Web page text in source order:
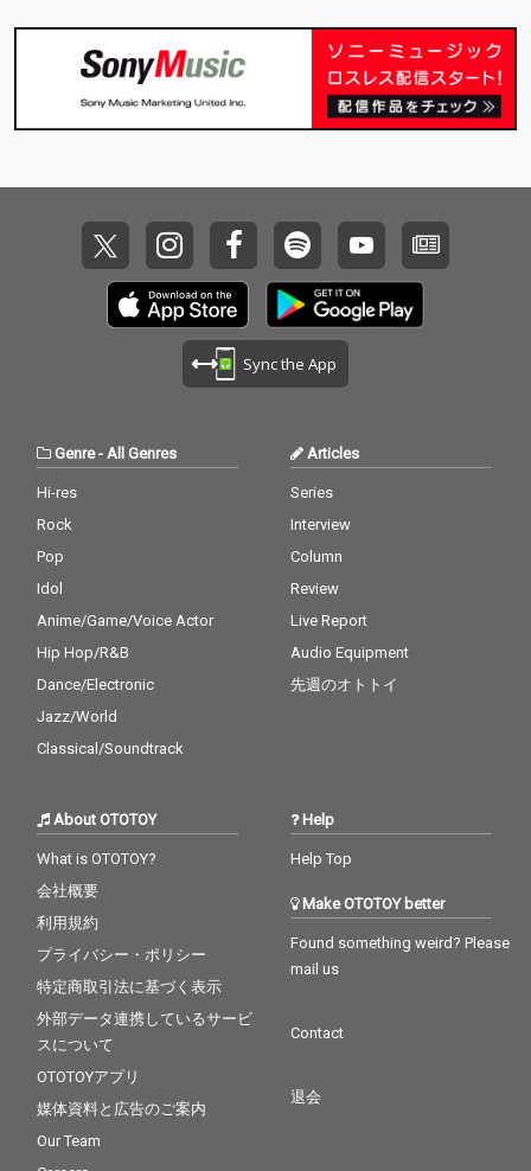
Sync the App
Genre- All Genres
Hi-res
Rock
Pop
Idol
Anime/Game/Voice Actor
Hip Hop/R&B
Dance/Electronic
Jazz/World
Classical/Soundtrack
Articles
Series
Interview
Column
Review
Live Report
Audio Equipment
先週のオトトイ
About OTOTOY
What is OTOTOY?
会社概要
利用規約
プライバシー・ポリシー
特定商取引法に基づく表示
外部データ連携しているサービ
スについて
OTOTOYアプリ
媒体資料と広告のご案内
Our Team
Help
Help Top
Make OTOTOY better
Found something weird? Please
mail us
Contact
退会